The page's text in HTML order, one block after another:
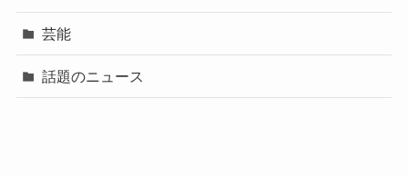
芸能
話題のニュース